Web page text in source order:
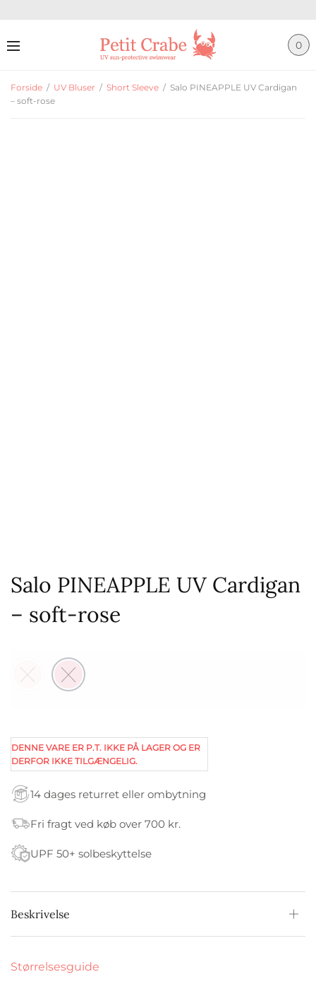
0
Forside / UV Bluser / Short Sleeve / Salo PINEAPPLE UV Cardigan
– soft-rose
Salo PINEAPPLE UV Cardigan
– soft-rose
DENNE VARE ER P.T. IKKE PÅ LAGER OG ER
DERFOR IKKE TILGÆNGELIG.
14 dages returret eller ombytning
Fri fragt ved køb over 700 kr.
UPF 50+ solbeskyttelse
Beskrivelse
Størrelsesguide